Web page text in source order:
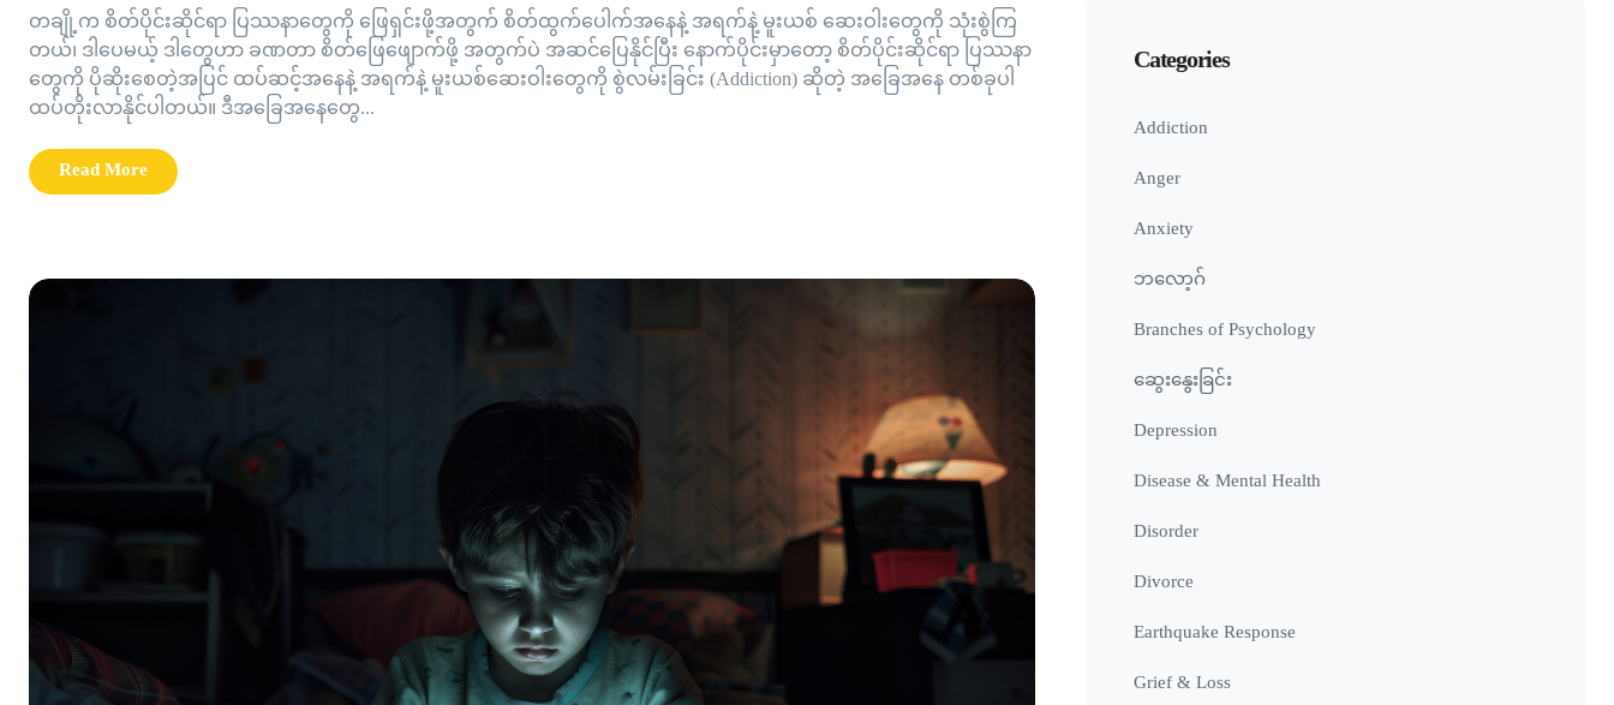
တချို့က စိတ်ပိုင်းဆိုင်ရာ ပြဿနာတွေကို ဖြေရှင်းဖို့အတွက် စိတ်ထွက်ပေါက်အနေနဲ့ အရက်နဲ့ မူးယစ် ဆေးဝါးတွေကို သုံးစွဲကြ
တယ်၊ ဒါပေမယ့် ဒါတွေဟာ ခဏတာ စိတ်ဖြေဖျောက်ဖို့ အတွက်ပဲ အဆင်ပြေနိုင်ပြီး နောက်ပိုင်းမှာတော့ စိတ်ပိုင်းဆိုင်ရာ ပြဿနာ
တွေကို ပိုဆိုးစေတဲ့အပြင် ထပ်ဆင့်အနေနဲ့ အရက်နဲ့ မူးယစ်ဆေးဝါးတွေကို စွဲလမ်းခြင်း (Addiction) ဆိုတဲ့ အခြေအနေ တစ်ခုပါ
ထပ်တိုးလာနိုင်ပါတယ်။ ဒီအခြေအနေတွေ...
Read More
Categories
Addiction
Anger
Anxiety
ဘလော့ဂ်
Branches of Psychology
ဆွေးနွေးခြင်း
Depression
Disease & Mental Health
Disorder
Divorce
Earthquake Response
Grief & Loss